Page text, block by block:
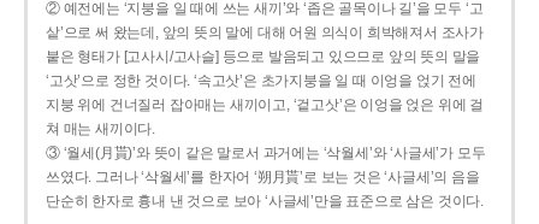
② 예전에는 ‘지붕을 일 때에 쓰는 새끼’와 ‘좁은 골목이나 길’을 모두 ‘고
샅’으로 써 왔는데, 앞의 뜻의 말에 대해 어원 의식이 희박해져서 조사가
붙은 형태가 [고사시/고사슬] 등으로 발음되고 있으므로 앞의 뜻의 말을
‘고삿’으로 정한 것이다. ‘속고삿’은 초가지붕을 일 때 이엉을 얹기 전에
지붕 위에 건너질러 잡아매는 새끼이고, ‘겉고삿’은 이엉을 얹은 위에 걸
쳐 매는 새끼이다.
③ ‘월세(月貰)’와 뜻이 같은 말로서 과거에는 ‘삭월세’와 ‘사글세’가 모두
쓰였다. 그러나 ‘삭월세’를 한자어 ‘朔月貰’로 보는 것은 ‘사글세’의 음을
단순히 한자로 흉내 낸 것으로 보아 ‘사글세’만을 표준으로 삼은 것이다.